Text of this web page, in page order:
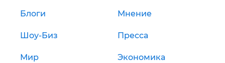
Блоги Мнение
Шоу-Биз Пресса
Мир Экономика